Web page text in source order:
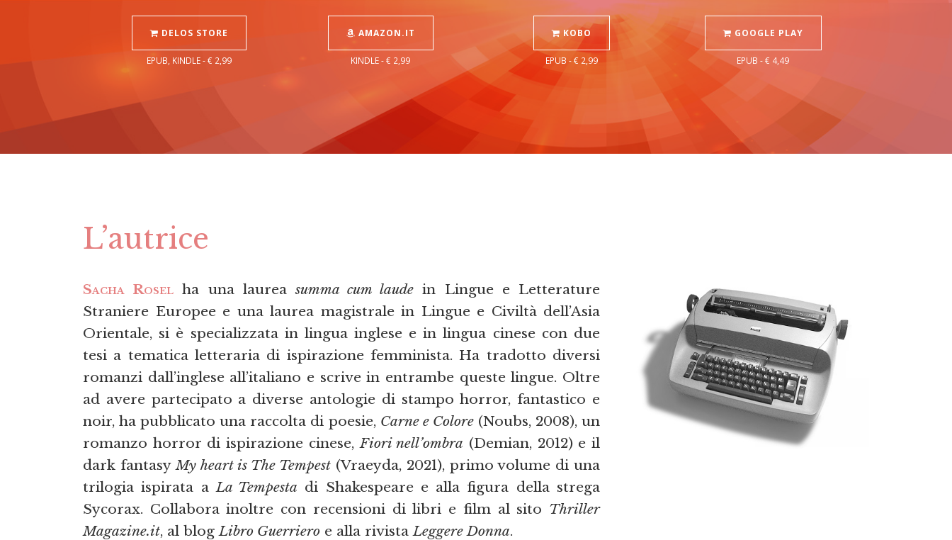
DELOS STORE
EPUB, KINDLE - € 2,99
AMAZON.IT
KINDLE - € 2,99
KOBO
EPUB - € 2,99
GOOGLE PLAY
EPUB - € 4,49
L’autrice
Sacha Rosel ha una laureasumma cum laude in Lingue e Letterature
Straniere Europee e una laurea magistrale in Lingue e Civiltà dell’Asia
Orientale, si è specializzata in lingua inglese e in lingua cinese con due
tesi a tematica letteraria di ispirazione femminista. Ha tradotto diversi
romanzi dall’inglese all’italiano e scrive in entrambe queste lingue. Oltre
ad avere partecipato a diverse antologie di stampo horror, fantastico e
noir, ha pubblicato una raccolta di poesie, Carne e Colore(Noubs, 2008), un
romanzo horror di ispirazione cinese,Fiori nell’ombra (Demian, 2012) e il
dark fantasyMy heart is The Tempest (Vraeyda, 2021), primo volume di una
trilogia ispirata aLa Tempesta di Shakespeare e alla figura della strega
Sycorax. Collabora inoltre con recensioni di libri e film al sito Thriller
Magazine.it, al blogLibro Guerriero e alla rivistaLeggere Donna.